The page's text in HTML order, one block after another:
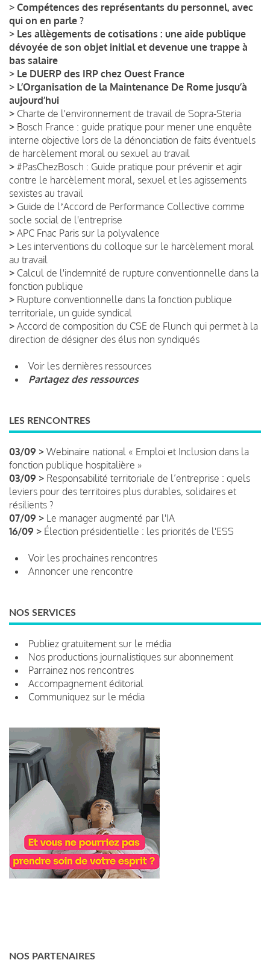
> Compétences des représentants du personnel, avec
qui on en parle ?
> Les allègements de cotisations : une aide publique
dévoyée de son objet initial et devenue une trappe à
bas salaire
> Le DUERP des IRP chez Ouest France
> L’Organisation de la Maintenance De Rome jusqu’à
aujourd’hui
> Charte de l'environnement de travail de Sopra-Steria
> Bosch France : guide pratique pour mener une enquête
interne objective lors de la dénonciation de faits éventuels
de harcèlement moral ou sexuel au travail
> #PasChezBosch : Guide pratique pour prévenir et agir
contre le harcèlement moral, sexuel et les agissements
sexistes au travail
> Guide de lʼAccord de Performance Collective comme
socle social de l'entreprise
> APC Fnac Paris sur la polyvalence
> Les interventions du colloque sur le harcèlement moral
au travail
> Calcul de l'indemnité de rupture conventionnelle dans la
fonction publique
> Rupture conventionnelle dans la fonction publique
territoriale, un guide syndical
> Accord de composition du CSE de Flunch qui permet à la
direction de désigner des élus non syndiqués
Voir les dernières ressources
Partagez des ressources
LES RENCONTRES
03/09 > Webinaire national « Emploi et Inclusion dans la
fonction publique hospitalière »
03/09 > Responsabilité territoriale de l’entreprise : quels
leviers pour des territoires plus durables, solidaires et
résilients ?
07/09 > Le manager augmenté par l'IA
16/09 > Élection présidentielle : les priorités de l'ESS
Voir les prochaines rencontres
Annoncer une rencontre
NOS SERVICES
Publiez gratuitement sur le média
Nos productions journalistiques sur abonnement
Parrainez nos rencontres
Accompagnement éditorial
Communiquez sur le média
NOS PARTENAIRES